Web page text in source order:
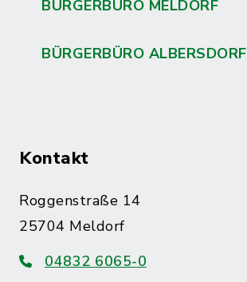
BÜRGERBÜRO MELDORF
BÜRGERBÜRO ALBERSDORF
Kontakt
Roggenstraße 14
25704 Meldorf
04832 6065-0